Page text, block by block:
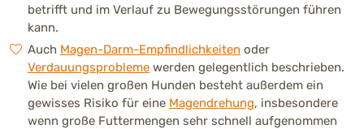
betrifft und im Verlauf zu Bewegungsstörungen führen
kann.
Auch Magen-Darm-Empfindlichkeiten oder
Verdauungsprobleme werden gelegentlich beschrieben.
Wie bei vielen großen Hunden besteht außerdem ein
gewisses Risiko für eine Magendrehung, insbesondere
wenn große Futtermengen sehr schnell aufgenommen